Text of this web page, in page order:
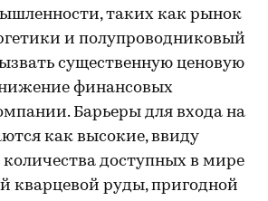
таких как рынок
и полупроводниковый
существенную ценовую
финансовых
Барьеры для входа на
как высокие, ввиду
количества доступных в мире
кварцевой руды, пригодной